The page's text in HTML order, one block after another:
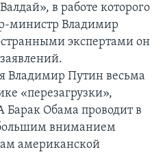
в работе которого
министр Владимир
экспертами он
Владимир Путин весьма
«перезагрузки»,
Обама проводит в
вниманием
американской